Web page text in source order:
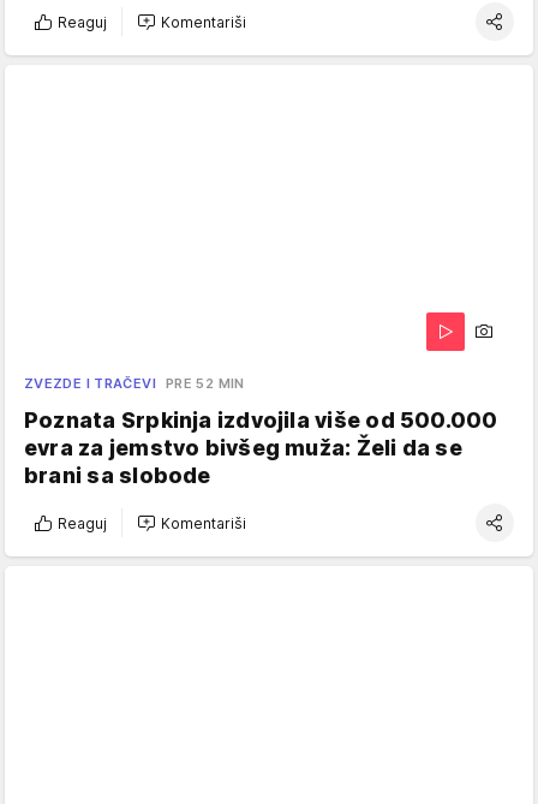
Reaguj Komentariši
ZVEZDE I TRAČEVI PRE 52 MIN
Poznata Srpkinja izdvojila više od 500.000
evra za jemstvo bivšeg muža: Želi da se
brani sa slobode
Reaguj Komentariši